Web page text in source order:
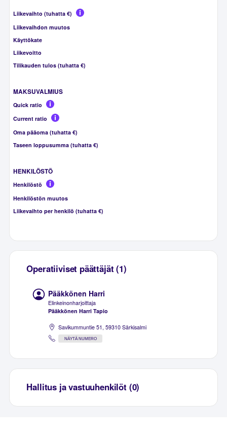
Liikevaihto (tuhatta €)
Liikevaihdon muutos
Käyttökate
Liikevoitto
Tilikauden tulos (tuhatta €)
MAKSUVALMIUS
Quick ratio
Current ratio
Oma pääoma (tuhatta €)
Taseen loppusumma (tuhatta €)
HENKILÖSTÖ
Henkilöstö
Henkilöstön muutos
Liikevaihto per henkilö (tuhatta €)
Operatiiviset päättäjät (1)
Pääkkönen Harri
Elinkeinonharjoittaja
Pääkkönen Harri Tapio
Savikummuntie 51, 59310 Särkisalmi
NÄYTÄ NUMERO
Hallitus ja vastuuhenkilöt (0)